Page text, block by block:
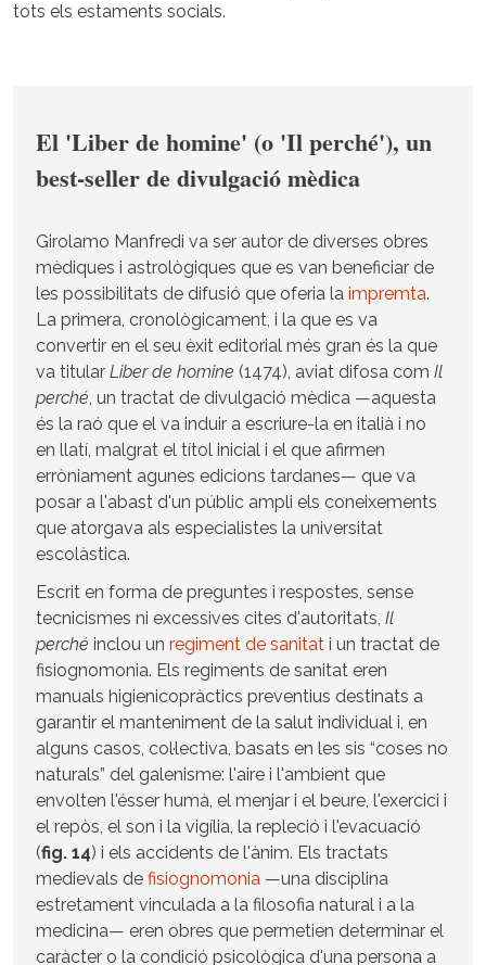
tots els estaments socials.
El 'Liber de homine' (o 'Il perché'), un
best-seller de divulgació mèdica
Girolamo Manfredi va ser autor de diverses obres
mèdiques i astrològiques que es van beneficiar de
les possibilitats de difusió que oferia laimpremta.
La primera, cronològicament, i la que es va
convertir en el seu èxit editorial més gran és la que
va titularLiber de homine (1474), aviat difosa comIl
perché, un tractat de divulgació mèdica —aquesta
és la raó que el va induir a escriure-la en italià i no
en llatí, malgrat el títol inicial i el que afirmen
erròniament agunes edicions tardanes— que va
posar a l'abast d'un públic ampli els coneixements
que atorgava als especialistes la universitat
escolàstica.
Escrit en forma de preguntes i respostes, sense
tecnicismes ni excessives cites d'autoritats,Il
perché inclou unregiment de sanitat i un tractat de
fisiognomonia. Els regiments de sanitat eren
manuals higienicopràctics preventius destinats a
garantir el manteniment de la salut individual i, en
alguns casos, col·lectiva, basats en les sis “coses no
naturals” del galenisme: l'aire i l'ambient que
envolten l'ésser humà, el menjar i el beure, l'exercici i
el repòs, el son i la vigília, la repleció i l'evacuació
(fig. 14) i els accidents de l'ànim. Els tractats
medievals defisiognomonia —una disciplina
estretament vinculada a la filosofia natural i a la
medicina— eren obres que permetien determinar el
caràcter o la condició psicològica d'una persona a